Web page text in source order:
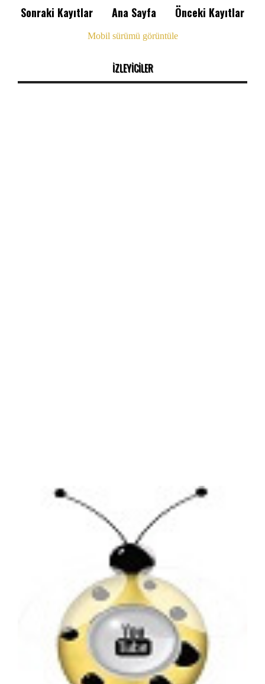
Sonraki Kayıtlar Önceki Kayıtlar
Ana Sayfa
Mobil sürümü görüntüle
İZLEYİCİLER